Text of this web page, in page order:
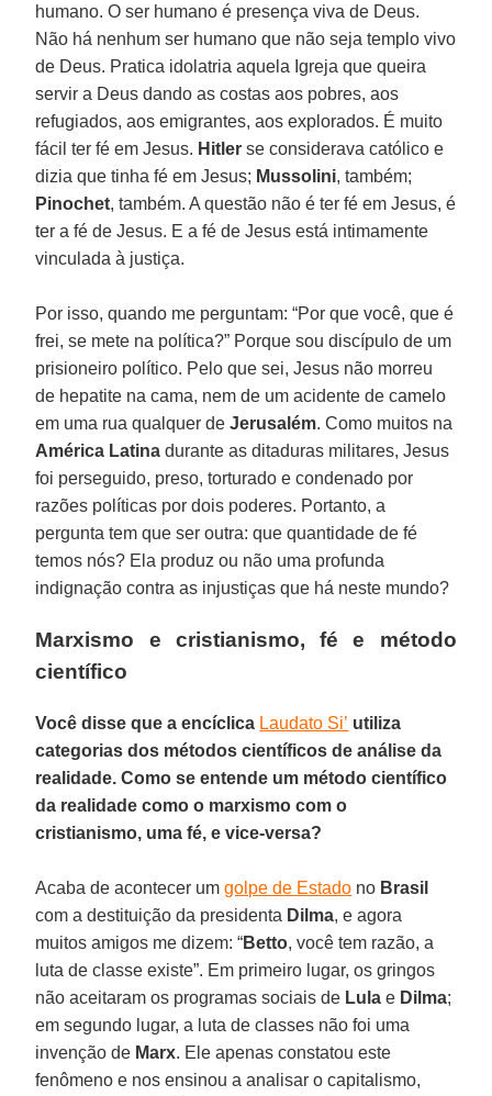
humano. O ser humano é presença viva de Deus.
Não há nenhum ser humano que não seja templo vivo
de Deus. Pratica idolatria aquela Igreja que queira
servir a Deus dando as costas aos pobres, aos
refugiados, aos emigrantes, aos explorados. É muito
fácil ter fé em Jesus. Hitler se considerava católico e
dizia que tinha fé em Jesus; Mussolini, também;
Pinochet, também. A questão não é ter fé em Jesus, é
ter a fé de Jesus. E a fé de Jesus está intimamente
vinculada à justiça.
Por isso, quando me perguntam: “Por que você, que é
frei, se mete na política?” Porque sou discípulo de um
prisioneiro político. Pelo que sei, Jesus não morreu
de hepatite na cama, nem de um acidente de camelo
em uma rua qualquer deJerusalém. Como muitos na
América Latina durante as ditaduras militares, Jesus
foi perseguido, preso, torturado e condenado por
razões políticas por dois poderes. Portanto, a
pergunta tem que ser outra: que quantidade de fé
temos nós? Ela produz ou não uma profunda
indignação contra as injustiças que há neste mundo?
Marxismo e cristianismo, fé e método
científico
Você disse que a encíclica Laudato Si’ utiliza
categorias dos métodos científicos de análise da
realidade. Como se entende um método científico
da realidade como o marxismo com o
cristianismo, uma fé, e vice-versa?
Acaba de acontecer umgolpe de Estado no Brasil
com a destituição da presidenta Dilma, e agora
muitos amigos me dizem: “Betto, você tem razão, a
luta de classe existe”. Em primeiro lugar, os gringos
não aceitaram os programas sociais de Lula e Dilma;
em segundo lugar, a luta de classes não foi uma
invenção de Marx. Ele apenas constatou este
fenômeno e nos ensinou a analisar o capitalismo,